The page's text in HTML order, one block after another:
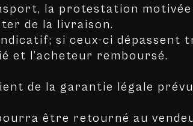
la protestation
de la livraison.
si ceux-ci dépassent
et l’acheteur remboursé.
de la garantie légale
être retourné au